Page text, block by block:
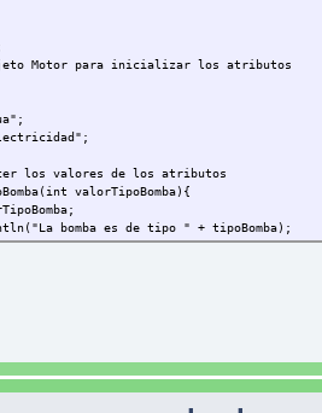
Motor para inicializar los atributos
los valores de los atributos
valorTipoBomba){
bomba es de tipo " + tipoBomba);
" + combustible + " para